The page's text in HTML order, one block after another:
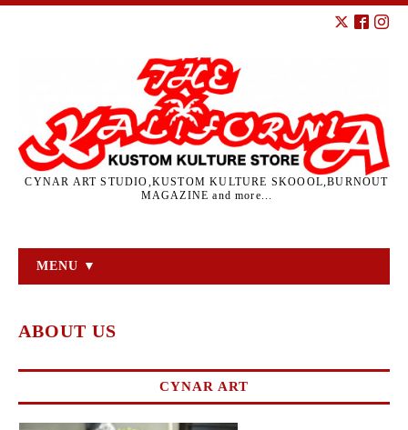
CYNAR ART STUDIO,KUSTOM KULTURE SKOOOL,BURNOUT
MAGAZINE and more...
MENU ▼
ABOUT US
CYNAR ART